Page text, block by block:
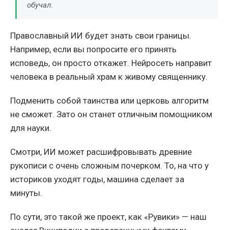
обучал.
Православный ИИ будет знать свои границы.
Например, если вы попросите его принять
исповедь, он просто откажет. Нейросеть направит
человека в реальный храм к живому священнику.
Подменить собой таинства или церковь алгоритм
не сможет. Зато он станет отличным помощником
для науки.
Смотри, ИИ может расшифровывать древние
рукописи с очень сложным почерком. То, на что у
историков уходят годы, машина сделает за
минуты.
По сути, это такой же проект, как «Рувики» — наш